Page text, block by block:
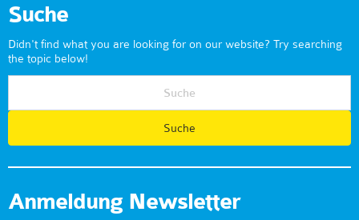
Suche
Didn't find what you are looking for on our website? Try searching
the topic below!
Anmeldung Newsletter